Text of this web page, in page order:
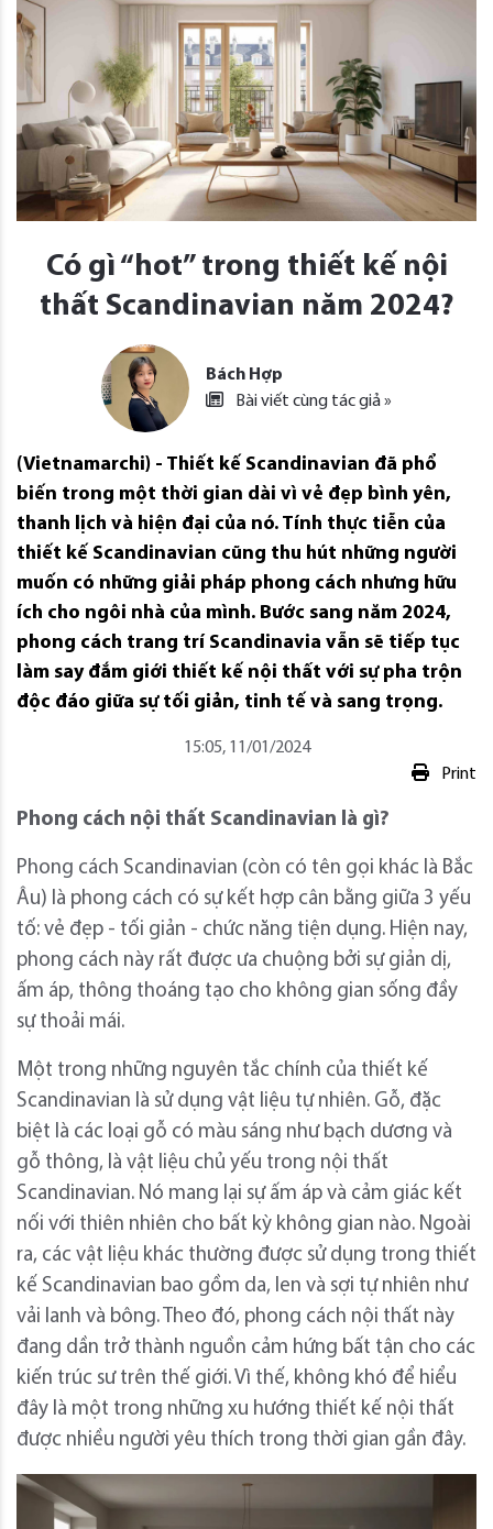
Có gì “hot” trong thiết kế nội
thất Scandinavian năm 2024?
Bách Hợp
Bài viết cùng tác giả »
(Vietnamarchi) - Thiết kế Scandinavian đã phổ
biến trong một thời gian dài vì vẻ đẹp bình yên,
thanh lịch và hiện đại của nó. Tính thực tiễn của
thiết kế Scandinavian cũng thu hút những người
muốn có những giải pháp phong cách nhưng hữu
ích cho ngôi nhà của mình. Bước sang năm 2024,
phong cách trang trí Scandinavia vẫn sẽ tiếp tục
làm say đắm giới thiết kế nội thất với sự pha trộn
độc đáo giữa sự tối giản, tinh tế và sang trọng.
15:05, 11/01/2024
Print
Phong cách nội thất Scandinavian là gì?
Phong cách Scandinavian (còn có tên gọi khác là Bắc
Âu) là phong cách có sự kết hợp cân bằng giữa 3 yếu
tố: vẻ đẹp - tối giản - chức năng tiện dụng. Hiện nay,
phong cách này rất được ưa chuộng bởi sự giản dị,
ấm áp, thông thoáng tạo cho không gian sống đầy
sự thoải mái.
Một trong những nguyên tắc chính của thiết kế
Scandinavian là sử dụng vật liệu tự nhiên. Gỗ, đặc
biệt là các loại gỗ có màu sáng như bạch dương và
gỗ thông, là vật liệu chủ yếu trong nội thất
Scandinavian. Nó mang lại sự ấm áp và cảm giác kết
nối với thiên nhiên cho bất kỳ không gian nào. Ngoài
ra, các vật liệu khác thường được sử dụng trong thiết
kế Scandinavian bao gồm da, len và sợi tự nhiên như
vải lanh và bông. Theo đó, phong cách nội thất này
đang dần trở thành nguồn cảm hứng bất tận cho các
kiến trúc sư trên thế giới. Vì thế, không khó để hiểu
đây là một trong những xu hướng thiết kế nội thất
được nhiều người yêu thích trong thời gian gần đây.